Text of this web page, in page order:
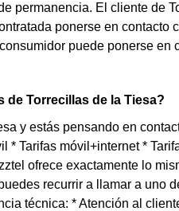
permanencia. El cliente de
ponerse en contacto
puede ponerse en
de Torrecillas de la Tiesa?
y estás pensando en
Tarifas móvil+internet *
ofrece exactamente lo
recurrir a llamar a uno
técnica: * Atención al